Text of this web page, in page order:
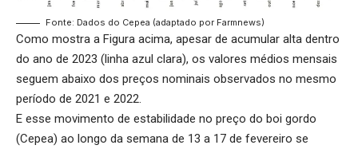
Fonte: Dados do Cepea (adaptado por Farmnews)
Como mostra a Figura acima, apesar de acumular alta dentro
do ano de 2023 (linha azul clara), os valores médios mensais
seguem abaixo dos preços nominais observados no mesmo
período de 2021 e 2022.
E esse movimento de estabilidade no preço do boi gordo
(Cepea) ao longo da semana de 13 a 17 de fevereiro se